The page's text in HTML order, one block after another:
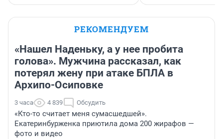
РЕКОМЕНДУЕМ
«Нашел Наденьку, а у нее пробита
голова». Мужчина рассказал, как
потерял жену при атаке БПЛА в
Архипо-Осиповке
3 часа 4 839 Обсудить
«Кто-то считает меня сумасшедшей».
Екатеринбурженка приютила дома 200 жирафов —
фото и видео